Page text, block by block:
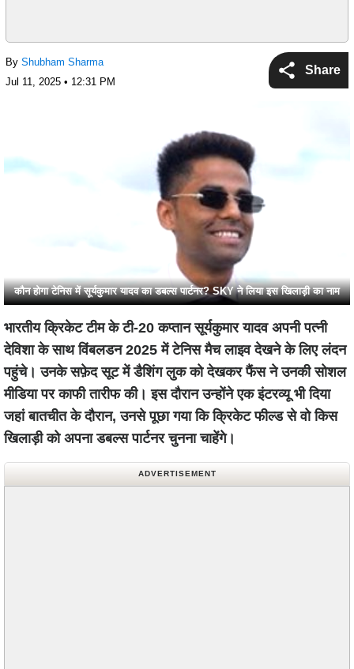
By Shubham Sharma
Jul 11, 2025 • 12:31 PM
Share
कौन होगा टेनिस में सूर्यकुमार यादव का डबल्स पार्टनर? SKY ने लिया इस खिलाड़ी का नाम
भारतीय क्रिकेट टीम के टी-20 कप्तान सूर्यकुमार यादव अपनी पत्नी
देविशा के साथ विंबलडन 2025 में टेनिस मैच लाइव देखने के लिए लंदन
पहुंचे। उनके सफ़ेद सूट में डैशिंग लुक को देखकर फैंस ने उनकी सोशल
मीडिया पर काफी तारीफ की। इस दौरान उन्होंने एक इंटरव्यू भी दिया
जहां बातचीत के दौरान, उनसे पूछा गया कि क्रिकेट फील्ड से वो किस
खिलाड़ी को अपना डबल्स पार्टनर चुनना चाहेंगे।
ADVERTISEMENT